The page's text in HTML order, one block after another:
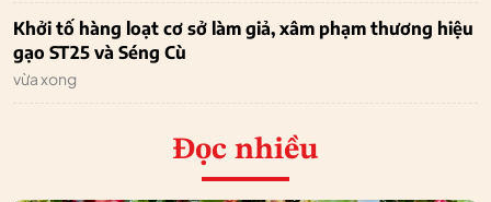
Khởi tố hàng loạt cơ sở làm giả, xâm phạm thương hiệu
gạo ST25 và Séng Cù
vừa xong
Đọc nhiều